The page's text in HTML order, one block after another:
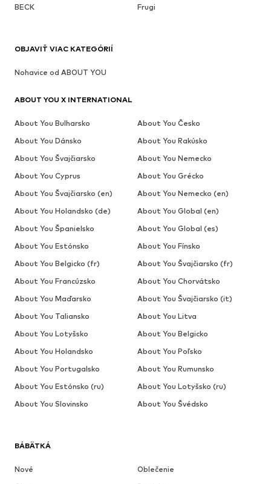
BECK
Frugi
BÁBÄTKÁ
Nové
Oblečenie
OBJAVIŤ VIAC KATEGÓRIÍ
Nohavice od ABOUT YOU
ABOUT YOU X INTERNATIONAL
About You Bulharsko
About You Česko
About You Dánsko
About You Rakúsko
About You Švajčiarsko
About You Nemecko
About You Cyprus
About You Grécko
About You Švajčiarsko (en)
About You Nemecko (en)
About You Holandsko (de)
About You Global (en)
About You Španielsko
About You Global (es)
About You Estónsko
About You Fínsko
About You Belgicko (fr)
About You Švajčiarsko (fr)
About You Francúzsko
About You Chorvátsko
About You Maďarsko
About You Švajčiarsko (it)
About You Taliansko
About You Litva
About You Lotyšsko
About You Belgicko
About You Holandsko
About You Poľsko
About You Portugalsko
About You Rumunsko
About You Estónsko (ru)
About You Lotyšsko (ru)
About You Slovinsko
About You Švédsko